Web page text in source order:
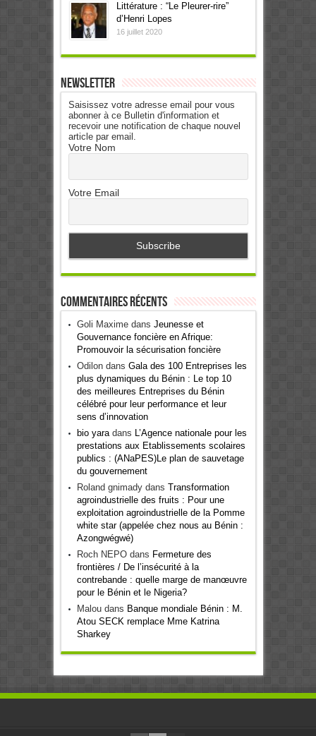
Littérature : “Le Pleurer-rire”
d’Henri Lopes
16 juillet 2020
Newsletter
Saisissez votre adresse email pour vous
abonner à ce Bulletin d'information et
recevoir une notification de chaque nouvel
article par email.
Votre Nom
Votre Email
Commentaires récents
Goli Maximedans Jeunesse et
Gouvernance foncière en Afrique:
Promouvoir la sécurisation foncière
Odilondans Gala des 100 Entreprises les
plus dynamiques du Bénin : Le top 10
des meilleures Entreprises du Bénin
célébré pour leur performance et leur
sens d’innovation
bio yaradans L’Agence nationale pour les
prestations aux Etablissements scolaires
publics : (ANaPES)Le plan de sauvetage
du gouvernement
Roland gnimadydans Transformation
agroindustrielle des fruits : Pour une
exploitation agroindustrielle de la Pomme
white star (appelée chez nous au Bénin :
Azongwégwé)
Roch NEPOdans Fermeture des
frontières / De l’insécurité à la
contrebande : quelle marge de manœuvre
pour le Bénin et le Nigeria?
Maloudans Banque mondiale Bénin : M.
Atou SECK remplace Mme Katrina
Sharkey